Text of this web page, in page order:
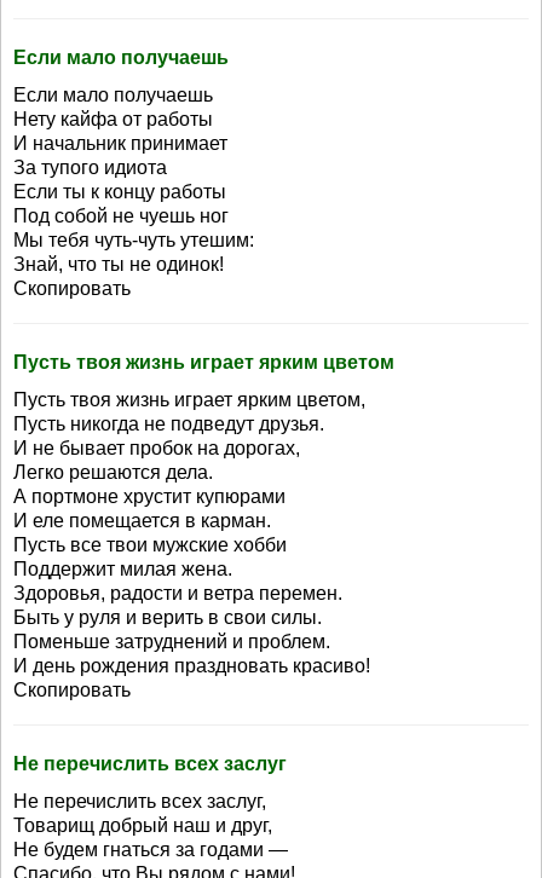
Если мало получаешь
Если мало получаешь
Нету кайфа от работы
И начальник принимает
За тупого идиота
Если ты к концу работы
Под собой не чуешь ног
Мы тебя чуть-чуть утешим:
Знай, что ты не одинок!
Скопировать
Пусть твоя жизнь играет ярким цветом
Пусть твоя жизнь играет ярким цветом,
Пусть никогда не подведут друзья.
И не бывает пробок на дорогах,
Легко решаются дела.
А портмоне хрустит купюрами
И еле помещается в карман.
Пусть все твои мужские хобби
Поддержит милая жена.
Здоровья, радости и ветра перемен.
Быть у руля и верить в свои силы.
Поменьше затруднений и проблем.
И день рождения праздновать красиво!
Скопировать
Не перечислить всех заслуг
Не перечислить всех заслуг,
Товарищ добрый наш и друг,
Не будем гнаться за годами —
Спасибо, что Вы рядом с нами!